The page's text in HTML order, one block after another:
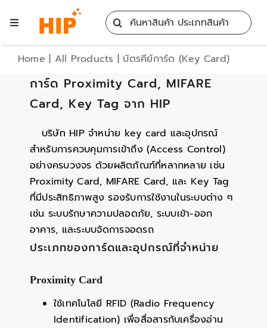
Toggle
Home
Training
Blog
Services
Contact
Search
for:
Home | All Products | บัตรคีย์การ์ด (Key Card)
การ์ด Proximity Card, MIFARE
Card, Key Tag จาก HIP
บริษัท HIP จำหน่าย key card และอุปกรณ์
สำหรับการควบคุมการเข้าถึง (Access Control)
อย่างครบวงจร ด้วยผลิตภัณฑ์ที่หลากหลาย เช่น
Proximity Card, MIFARE Card, และ Key Tag
ที่มีประสิทธิภาพสูง รองรับการใช้งานในระบบต่าง ๆ
เช่น ระบบรักษาความปลอดภัย, ระบบเข้า-ออก
อาคาร, และระบบจัดการจอดรถ
ประเภทของการ์ดและอุปกรณ์ที่จำหน่าย
Proximity Card
ใช้เทคโนโลยี RFID (Radio Frequency
Identification) เพื่อสื่อสารกับเครื่องอ่าน